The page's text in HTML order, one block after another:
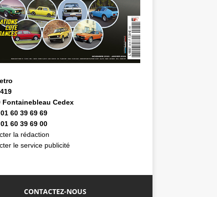
Fontainebleau Cedex
60 39 69 69
60 39 69 00
la rédaction
le service publicité
CONTACTEZ-NOUS